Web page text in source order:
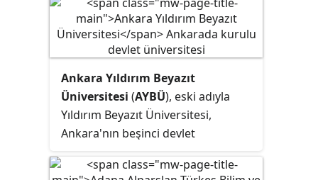
Enstitü, 4 Yüksekokul, 13 meslek
yüksekokulu, 35 bölüm ile
akademik etkinliklerini
sürdürmektedir. Yerleşkelerinde
Osmanlı döneminden kalan tarihi
binalarda hâlen eğitim
yapılmaktadır.
Ankara Yıldırım Beyazıt
Üniversitesi (AYBÜ), eski adıyla
Yıldırım Beyazıt Üniversitesi,
Ankara'nın beşinci devlet
Temmuz 2010 tarihli T.C. Resmî